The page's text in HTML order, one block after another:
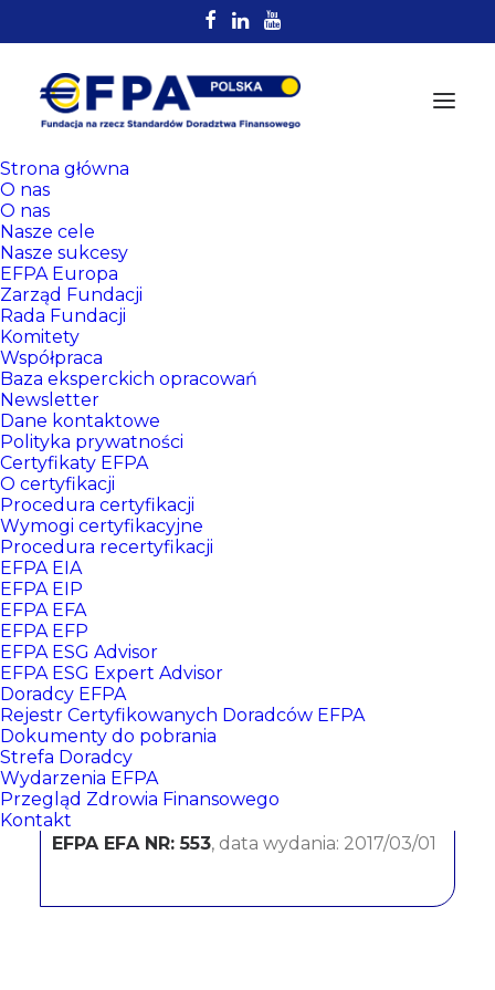
Strona główna
O nas
O nas
Nasze cele
Nasze sukcesy
EFPA Europa
Zarząd Fundacji
Rada Fundacji
Komitety
Współpraca
Baza eksperckich opracowań
Newsletter
Dane kontaktowe
Polityka prywatności
Certyfikaty EFPA
O certyfikacji
Procedura certyfikacji
Wymogi certyfikacyjne
Procedura recertyfikacji
EFPA EIA
EFPA EIP
EFPA EFA
EFPA EFP
EFPA ESG Advisor
EFPA ESG Expert Advisor
Doradcy EFPA
Rejestr Certyfikowanych Doradców EFPA
Dokumenty do pobrania
Strefa Doradcy
Wydarzenia EFPA
Przegląd Zdrowia Finansowego
Kontakt
Rejestr
Certyfikowanych
Doradców EFPA
Dorota Downar
Erste Bank Polska
CERTYFIKATY:
EFPA EFA NR: 553, data wydania: 2017/03/01